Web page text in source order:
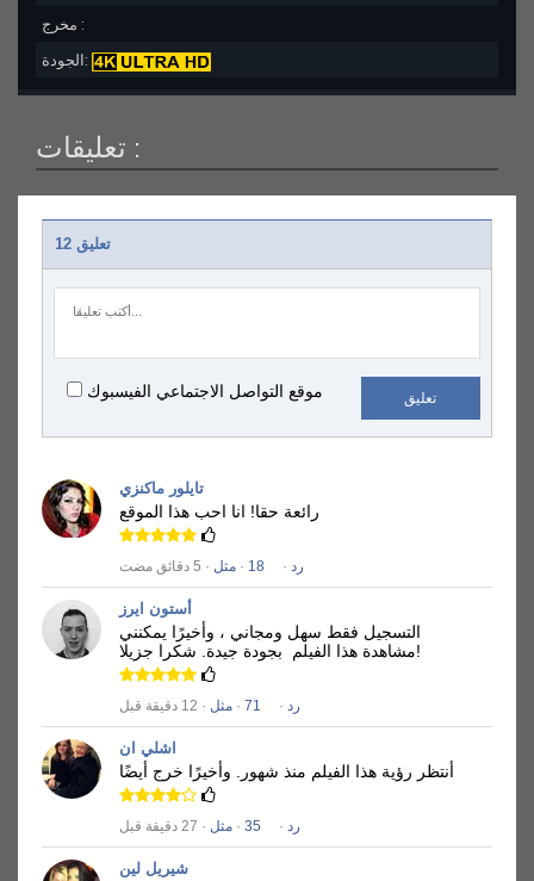
مخرج :
الجودة:
تعليقات :
12 تعليق
موقع التواصل الاجتماعي الفيسبوك تعليق
تايلور ماكنزي
رائعة حقا! انا احب هذا الموقع
رد ·
18
· مثل · 5 دقائق مضت
أستون ايرز
التسجيل فقط سهل ومجاني ، وأخيرًا يمكنني
مشاهدة هذا الفيلم
بجودة جيدة. شكرا جزيلا!
رد ·
71
· مثل · 12 دقيقة قبل
اشلي ان
أنتظر رؤية هذا الفيلم منذ شهور. وأخيرًا خرج أيضًا
رد ·
35
· مثل · 27 دقيقة قبل
شيريل لين